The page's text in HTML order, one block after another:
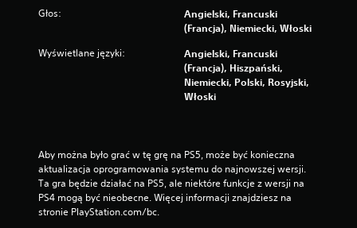
Głos:
Angielski, Francuski
(Francja), Niemiecki, Włoski
Wyświetlane języki:
Angielski, Francuski
(Francja), Hiszpański,
Niemiecki, Polski, Rosyjski,
Włoski
Aby można było grać w tę grę na PS5, może być konieczna
aktualizacja oprogramowania systemu do najnowszej wersji.
Ta gra będzie działać na PS5, ale niektóre funkcje z wersji na
PS4 mogą być nieobecne. Więcej informacji znajdziesz na
stronie PlayStation.com/bc.